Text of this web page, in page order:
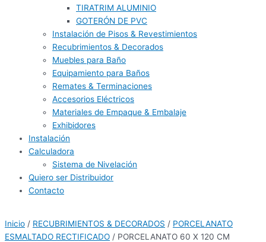
TIRATRIM ALUMINIO
GOTERÓN DE PVC
Instalación de Pisos & Revestimientos
Recubrimientos & Decorados
Muebles para Baño
Equipamiento para Baños
Remates & Terminaciones
Accesorios Eléctricos
Materiales de Empaque & Embalaje
Exhibidores
Instalación
Calculadora
Sistema de Nivelación
Quiero ser Distribuidor
Contacto
Inicio / RECUBRIMIENTOS & DECORADOS / PORCELANATO
ESMALTADO RECTIFICADO / PORCELANATO 60 X 120 CM